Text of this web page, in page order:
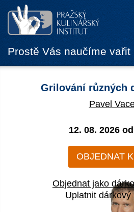
Prostě Vás naučíme vařit
Grilování různých
Pavel
12. 08. 2026 od
OBJEDNAT
Objednat jako
Uplatnit dárkový